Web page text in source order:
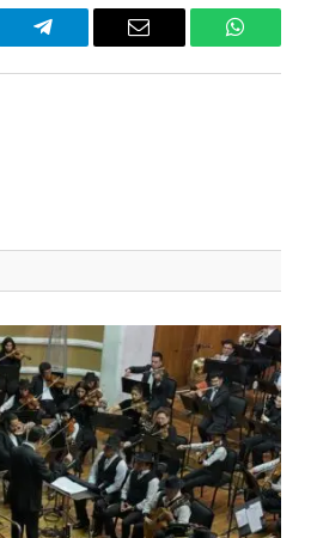
Telegram Email